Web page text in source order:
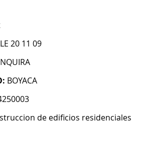
20 11 09
BOYACA
de edificios residenciales